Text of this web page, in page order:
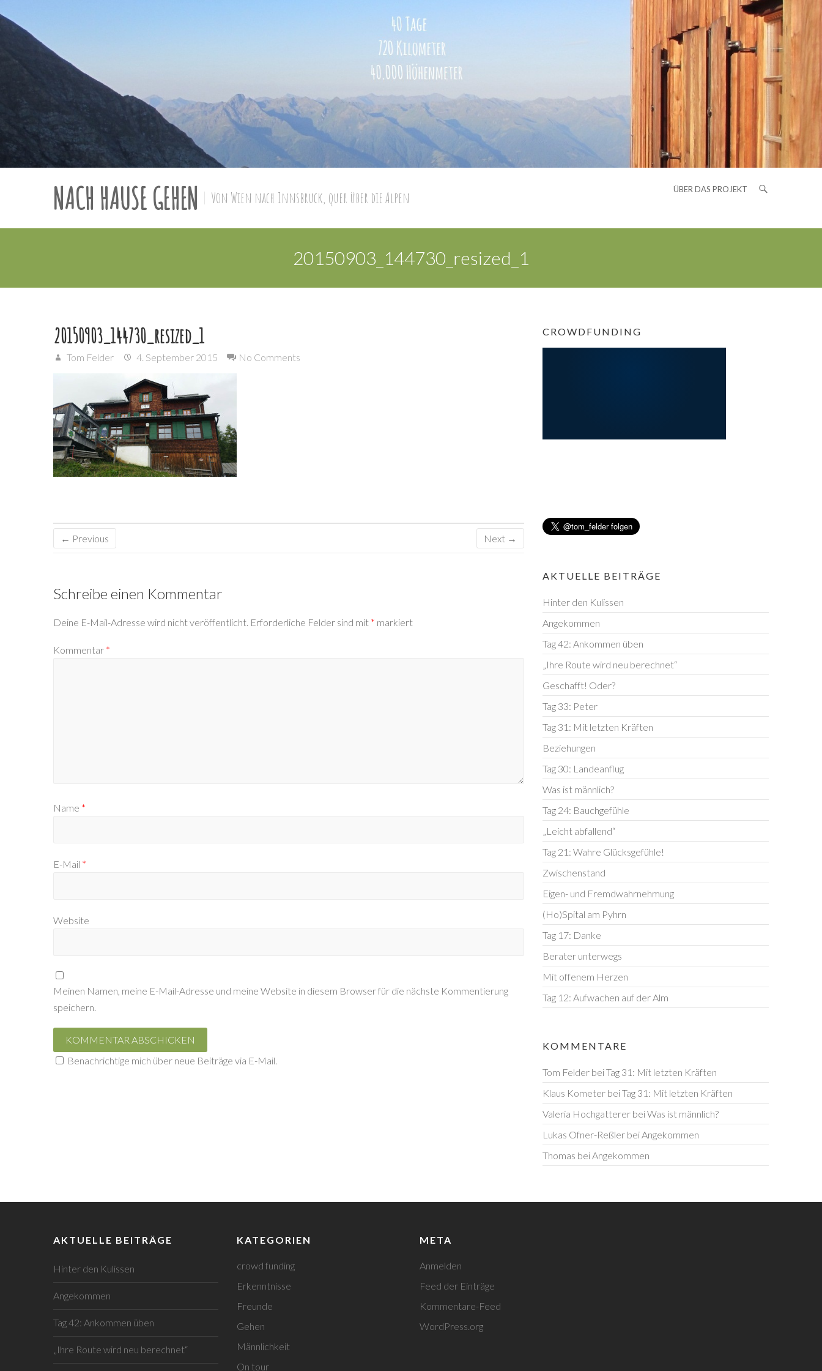
NACH HAUSE GEHEN Von Wien nach Innsbruck, quer über die Alpen ÜBER DAS PROJEKT
20150903_144730_resized_1
20150903_144730_resized_1
Tom Felder 4. September 2015 No Comments
← Previous Next →
Schreibe einen Kommentar
Deine E-Mail-Adresse wird nicht veröffentlicht. Erforderliche Felder sind mit * markiert
Kommentar *
Name *
E-Mail *
Website
Meinen Namen, meine E-Mail-Adresse und meine Website in diesem Browser für die nächste Kommentierung
speichern.
Benachrichtige mich über neue Beiträge via E-Mail.
CROWDFUNDING
AKTUELLE BEITRÄGE
Hinter den Kulissen
Angekommen
Tag 42: Ankommen üben
„Ihre Route wird neu berechnet“
Geschafft! Oder?
Tag 33: Peter
Tag 31: Mit letzten Kräften
Beziehungen
Tag 30: Landeanflug
Was ist männlich?
Tag 24: Bauchgefühle
„Leicht abfallend“
Tag 21: Wahre Glücksgefühle!
Zwischenstand
Eigen- und Fremdwahrnehmung
(Ho)Spital am Pyhrn
Tag 17: Danke
Berater unterwegs
Mit offenem Herzen
Tag 12: Aufwachen auf der Alm
KOMMENTARE
Tom FelderbeiTag 31: Mit letzten Kräften
Klaus KometerbeiTag 31: Mit letzten Kräften
Valeria HochgattererbeiWas ist männlich?
Lukas Ofner-ReßlerbeiAngekommen
Thomas beiAngekommen
AKTUELLE BEITRÄGE
Hinter den Kulissen
Angekommen
Tag 42: Ankommen üben
„Ihre Route wird neu berechnet“
KATEGORIEN
crowd funding
Erkenntnisse
Freunde
Gehen
Männlichkeit
On tour
META
Anmelden
Feed der Einträge
Kommentare-Feed
WordPress.org